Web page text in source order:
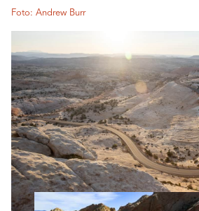
Foto: Andrew Burr